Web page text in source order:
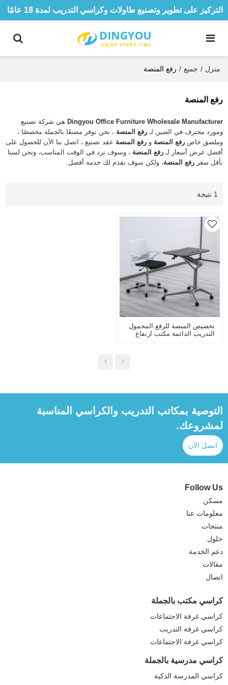
التركيز على تطوير وتصنيع طاولات وكراسي التدريب لمدة 18 عامًا
منزل / جميع / رفع المنصة
رفع المنصة
Dingyou Office Furniture Wholesale Manufacturer هي شركة تصنيع
ومورد محترف في الصين لـ رفع المنصة ، نحن نوفر مصنعًا بالجملة مخصصًا ،
وملصق خاص رفع المنصة و رفع المنصة عقد تصنيع ، اتصل بنا الآن للحصول على
أفضل عرض أسعار لـ رفع المنصة ، وسوف نرد في الوقت المناسب، ونحن لسنا
بأقل سعر رفع المنصة، ولكن سوف نقدم لك خدمة أفضل.
1 نتيجة
تخصيص المنصة للرفع المحمول
التدريب الدائمة مكتب ارتفاع
التوصية بمكاتب التدريب والكراسي المناسبة
لمشروعك.
اتصل الآن
Follow Us
مسكن
معلومات عنا
منتجات
حلول
دعم الخدمة
مقالات
اتصال
كراسي مكتب بالجملة
كراسي غرفة الاجتماعات
كراسي غرفة التدريب
كراسي غرفة الاجتماعات
كراسي مدرسية بالجملة
كراسي المدرسة الذكية